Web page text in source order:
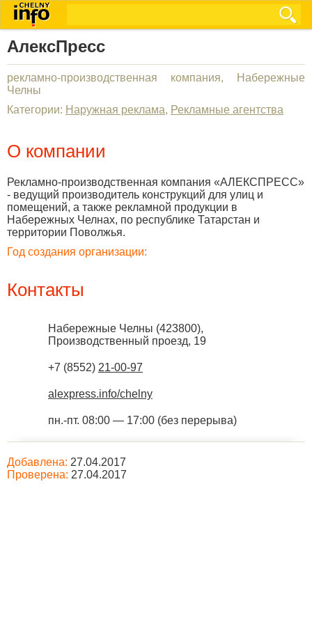
АлексПресс
рекламно-производственная компания, Набережные
Челны
Категории: Наружная реклама, Рекламные агентства
О компании
Рекламно-производственная компания «АЛЕКСПРЕСС»
- ведущий производитель конструкций для улиц и
помещений, а также рекламной продукции в
Набережных Челнах, по республике Татарстан и
территории Поволжья.
Год создания организации:
Контакты
Набережные Челны (423800),
Производственный проезд, 19
+7 (8552) 21-00-97
alexpress.info/chelny
пн.-пт. 08:00 — 17:00 (без перерыва)
Добавлена: 27.04.2017
Проверена: 27.04.2017